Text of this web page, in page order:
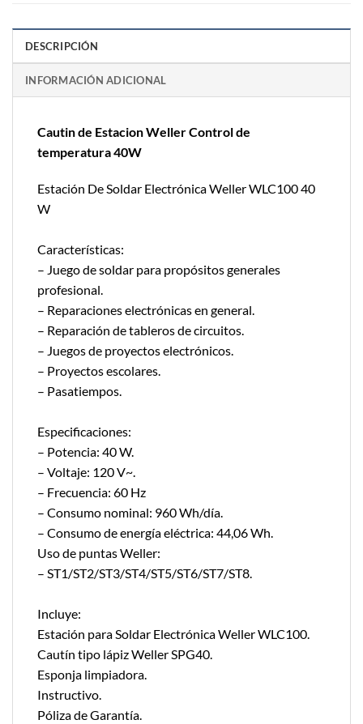
DESCRIPCIÓN
INFORMACIÓN ADICIONAL
Cautin de Estacion Weller Control de
temperatura 40W
Estación De Soldar Electrónica Weller WLC100 40
W
Características:
– Juego de soldar para propósitos generales
profesional.
– Reparaciones electrónicas en general.
– Reparación de tableros de circuitos.
– Juegos de proyectos electrónicos.
– Proyectos escolares.
– Pasatiempos.
Especificaciones:
– Potencia: 40 W.
– Voltaje: 120 V~.
– Frecuencia: 60 Hz
– Consumo nominal: 960 Wh/día.
– Consumo de energía eléctrica: 44,06 Wh.
Uso de puntas Weller:
– ST1/ST2/ST3/ST4/ST5/ST6/ST7/ST8.
Incluye:
Estación para Soldar Electrónica Weller WLC100.
Cautín tipo lápiz Weller SPG40.
Esponja limpiadora.
Instructivo.
Póliza de Garantía.